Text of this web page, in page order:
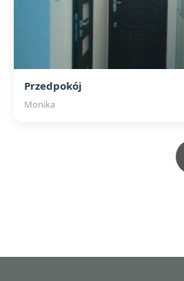
Przedpokój
Monika